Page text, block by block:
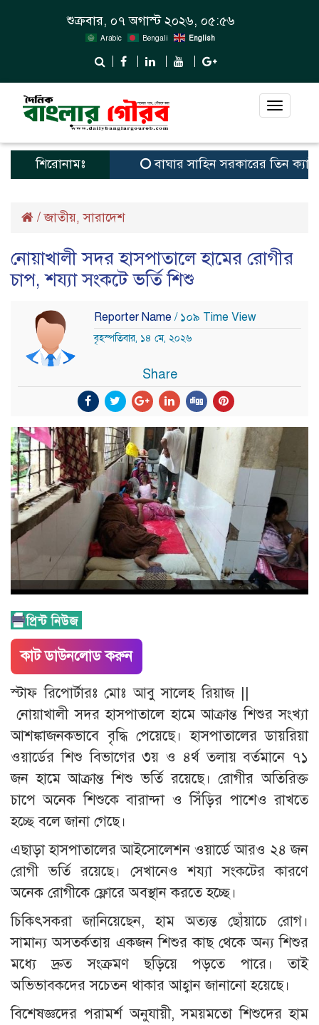
শুক্রবার, ০৭ অগাস্ট ২০২৬, ০৫:৫৬
Arabic Bengali English
Toggle
শিরোনামঃ বাঘার সাহিন সরকারের তিন
/জাতীয়,সারাদেশ
নোয়াখালী সদর হাসপাতালে হামের রোগীর
চাপ, শয্যা সংকটে ভর্তি শিশু
Reporter Name / ১০৯ Time View
বৃহস্পতিবার, ১৪ মে, ২০২৬
Share
কাট ডাউনলোড করুন
স্টাফ রিপোর্টারঃ মোঃ আবু সালেহ রিয়াজ ||
নোয়াখালী সদর হাসপাতালে হামে আক্রান্ত শিশুর সংখ্যা
আশঙ্কাজনকভাবে বৃদ্ধি পেয়েছে। হাসপাতালের ডায়রিয়া
ওয়ার্ডের শিশু বিভাগের ৩য় ও ৪র্থ তলায় বর্তমানে ৭১
জন হামে আক্রান্ত শিশু ভর্তি রয়েছে। রোগীর অতিরিক্ত
চাপে অনেক শিশুকে বারান্দা ও সিঁড়ির পাশেও রাখতে
হচ্ছে বলে জানা গেছে।
এছাড়া হাসপাতালের আইসোলেশন ওয়ার্ডে আরও ২৪ জন
রোগী ভর্তি রয়েছে। সেখানেও শয্যা সংকটের কারণে
অনেক রোগীকে ফ্লোরে অবস্থান করতে হচ্ছে।
চিকিৎসকরা জানিয়েছেন, হাম অত্যন্ত ছোঁয়াচে রোগ।
সামান্য অসতর্কতায় একজন শিশুর কাছ থেকে অন্য শিশুর
মধ্যে দ্রুত সংক্রমণ ছড়িয়ে পড়তে পারে। তাই
অভিভাবকদের সচেতন থাকার আহ্বান জানানো হয়েছে।
বিশেষজ্ঞদের পরামর্শ অনুযায়ী, সময়মতো শিশুদের হাম